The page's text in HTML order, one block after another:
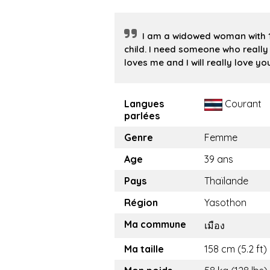
I am a widowed woman with
child. I need someone who really
loves me and I will really love
Langues
parlées
Courant
Genre
Femme
Age
39 ans
Pays
Thaïlande
Région
Yasothon
Ma commune
เมือง
Ma taille
158 cm (5.2 ft)